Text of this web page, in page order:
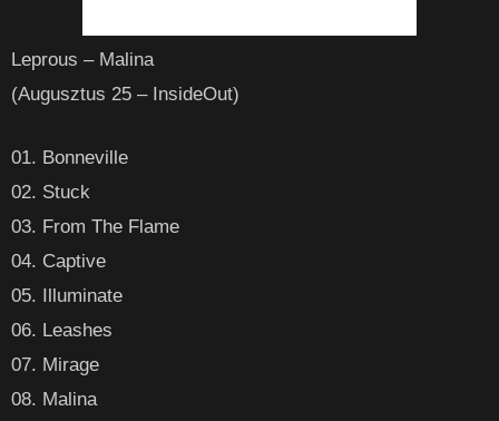
Leprous – Malina
(Augusztus 25 – InsideOut)
01. Bonneville
02. Stuck
03. From The Flame
04. Captive
05. Illuminate
06. Leashes
07. Mirage
08. Malina